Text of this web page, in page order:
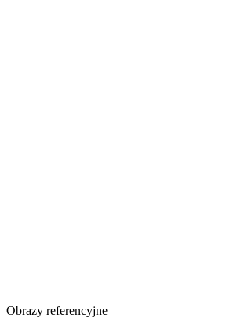
Obrazy referencyjne